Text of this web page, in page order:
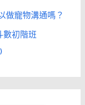
做寵物溝通嗎？
數初階班